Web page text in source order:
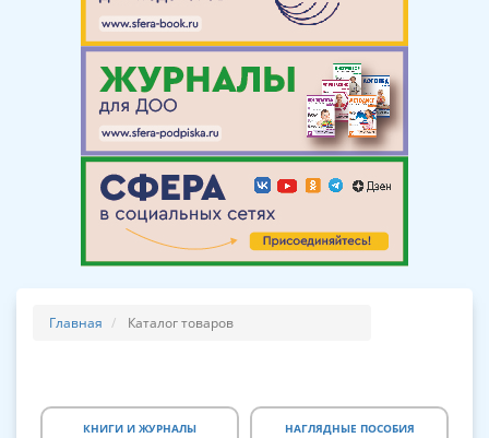
Главная Каталог товаров
КНИГИ И ЖУРНАЛЫ НАГЛЯДНЫЕ ПОСОБИЯ